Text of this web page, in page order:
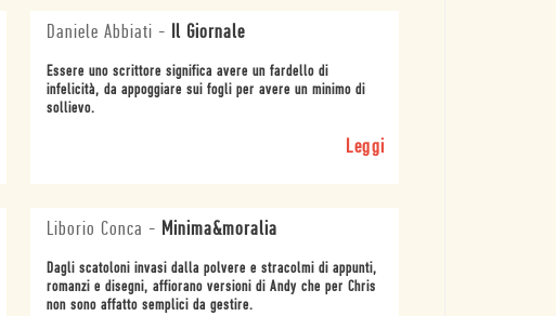
Daniele Abbiati - Il Giornale
Essere uno scrittore significa avere un fardello di
infelicità, da appoggiare sui fogli per avere un minimo di
sollievo.
Leggi
Liborio Conca - Minima&moralia
Dagli scatoloni invasi dalla polvere e stracolmi di appunti,
romanzi e disegni, affiorano versioni di Andy che per Chris
non sono affatto semplici da gestire.